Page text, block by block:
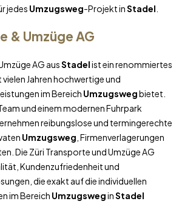
jedes Umzugsweg-Projekt inStadel
& Umzüge AG
AG ausStadelist ein renommiertes
Jahren hochwertige und
im Bereich Umzugswegbietet.
und einem modernen Fuhrpark
reibungslose und termingerechte
Umzugsweg , Firmenverlagerungen
Die Züri Transporte und Umzüge AG
Kundenzufriedenheit und
die exakt auf die individuellen
im Bereich UmzugsweginStadel